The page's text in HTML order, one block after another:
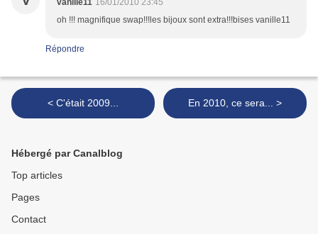
vanille11 16/01/2010 23:45
oh !!! magnifique swap!!!les bijoux sont extra!!!bises vanille11
Répondre
< C'était 2009... En 2010, ce sera... >
Hébergé par Canalblog
Top articles
Pages
Contact